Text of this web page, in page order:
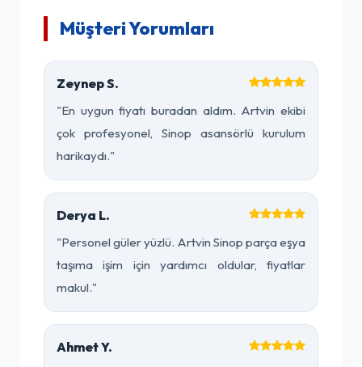
Müşteri Yorumları
Zeynep S.
"En uygun fiyatı buradan aldım. Artvin ekibi
çok profesyonel, Sinop asansörlü kurulum
harikaydı."
Derya L.
"Personel güler yüzlü. Artvin Sinop parça eşya
taşıma işim için yardımcı oldular, fiyatlar
makul."
Ahmet Y.